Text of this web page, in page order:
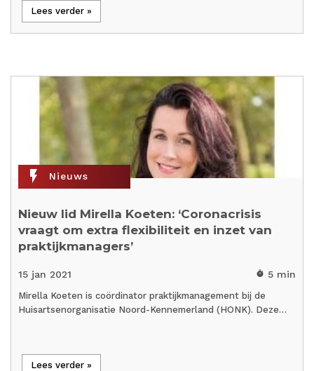
Lees verder »
flash_on Nieuws
Nieuw lid Mirella Koeten: ‘Coronacrisis
vraagt om extra flexibiliteit en inzet van
praktijkmanagers’
15 jan 2021 timer 5 min
Mirella Koeten is coördinator praktijkmanagement bij de
Huisartsenorganisatie Noord-Kennemerland (HONK). Deze…
Lees verder »